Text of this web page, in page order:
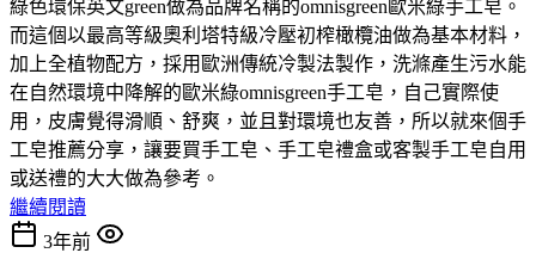
綠色環保英文green做為品牌名稱的omnisgreen歐米綠手工皂。
而這個以最高等級奧利塔特級冷壓初榨橄欖油做為基本材料，
加上全植物配方，採用歐洲傳統冷製法製作，洗滌產生污水能
在自然環境中降解的歐米綠omnisgreen手工皂，自己實際使
用，皮膚覺得滑順、舒爽，並且對環境也友善，所以就來個手
工皂推薦分享，讓要買手工皂、手工皂禮盒或客製手工皂自用
或送禮的大大做為參考。
繼續閱讀
3年前